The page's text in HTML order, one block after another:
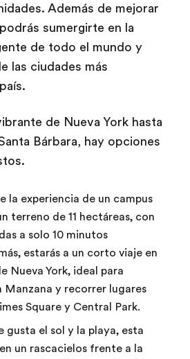
Además de mejorar
sumergirte en la
de todo el mundo y
las ciudades más
de Nueva York hasta
Bárbara, hay opciones
la experiencia de un campus
terreno de 11 hectáreas, con
a solo 10 minutos
estarás a un corto viaje en
Nueva York, ideal para
Manzana y recorrer lugares
Square y Central Park.
gusta el sol y la playa, esta
un rascacielos frente a la